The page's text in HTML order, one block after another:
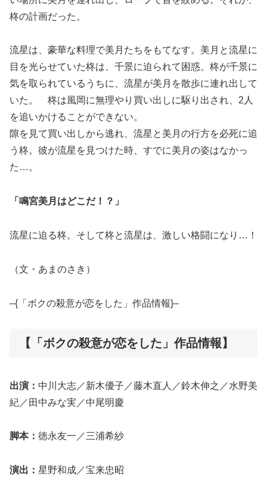
柊の計画だった。
流星は、豪華な料理で美月たちをもてなす。美月と流星に
目を光らせていた柊は、千景に迫られて困惑。柊が千景に
気を取られているうちに、流星が美月を散歩に連れ出して
いた。 柊は風岡に無理やり買い出しに駆り出され、2人
を追いかけることができない。
隙を見て買い出しから逃れ、流星と美月の行方を必死に追
う柊。彼が流星を見つけた時、すでに美月の姿はなかっ
た…。
「鳴宮美月はどこだ！？」
流星に迫る柊。そして柊と流星は、激しい格闘になり…！
（文・あまのさき）
–{「ボクの殺意が恋をした」作品情報}–
【「ボクの殺意が恋をした」作品情報】
出演： 中川大志／新木優子／藤木直人／鈴木伸之／水野美
紀／田中みな実／中尾明慶
脚本： 徳永友一／三浦希紗
演出： 星野和成／宝来忠昭